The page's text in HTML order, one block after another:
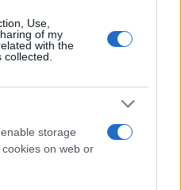
Use,
of my
with the
storage
on web or
nel 2026, tra passione